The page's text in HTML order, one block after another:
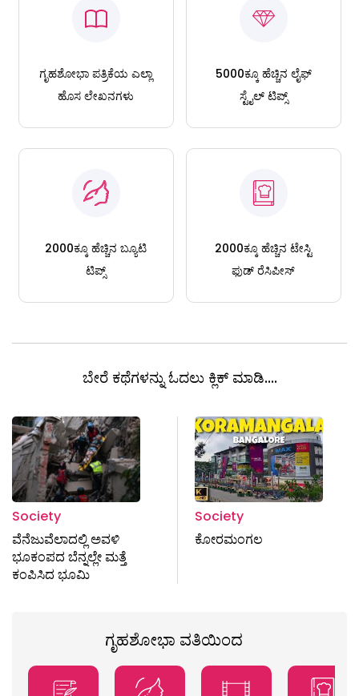
ಗೃಹಶೋಭಾ ಪತ್ರಿಕೆಯ ಎಲ್ಲಾ
ಹೊಸ ಲೇಖನಗಳು
5000ಕ್ಕೂ ಹೆಚ್ಚಿನ ಲೈಫ್
ಸ್ಟೈಲ್ ಟಿಪ್ಸ್
2000ಕ್ಕೂ ಹೆಚ್ಚಿನ ಬ್ಯೂಟಿ
ಟಿಪ್ಸ್
2000ಕ್ಕೂ ಹೆಚ್ಚಿನ ಟೇಸ್ಟಿ
ಫುಡ್ ರೆಸಿಪೀಸ್
ಬೇರೆ ಕಥೆಗಳನ್ನು ಓದಲು ಕ್ಲಿಕ್ ಮಾಡಿ....
Society
ವೆನೆಜುವೆಲಾದಲ್ಲಿ ಅವಳಿ
ಭೂಕಂಪದ ಬೆನ್ನಲ್ಲೇ ಮತ್ತೆ
ಕಂಪಿಸಿದ ಭೂಮಿ
Society
ಕೋರಮಂಗಲ
ಗೃಹಶೋಭಾ ವತಿಯಿಂದ